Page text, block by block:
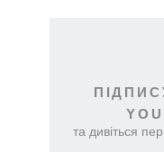
та дивіться